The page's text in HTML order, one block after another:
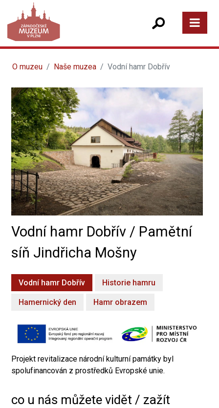
O muzeu Naše muzea Vodní hamr Dobřív
Vodní hamr Dobřív / Pamětní
síň Jindřicha Mošny
Vodní hamr Dobřív Historie hamru
Hamernický den Hamr obrazem
Projekt revitalizace národní kulturní památky byl
spolufinancován z prostředků Evropské unie.
co u nás můžete vidět / zažít